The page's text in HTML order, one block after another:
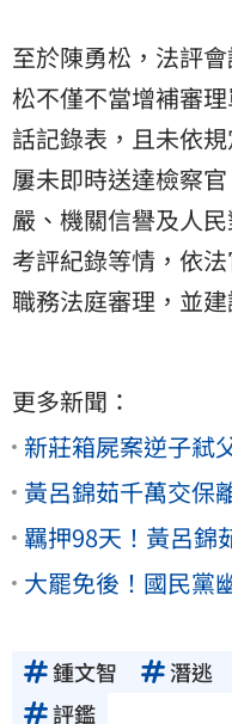
至於陳勇松，法評
松不僅不當增補審
話記錄表，且未依
屢未即時送達檢察
嚴、機關信譽及人
考評紀錄等情，依
職務法庭審理，並
更多新聞：
新莊箱屍案逆子
黃呂錦茹千萬交
羈押98天！黃呂
大罷免後！國民黨
鍾文智 潛逃
評鑑